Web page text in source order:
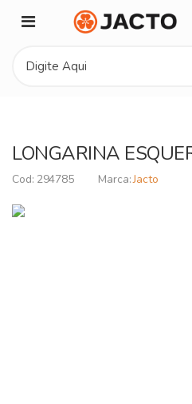
LONGARINA
294785 Jacto